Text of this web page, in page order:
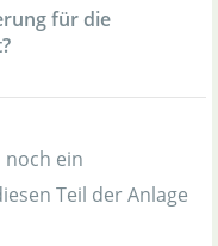
für die
ein
Teil der Anlage